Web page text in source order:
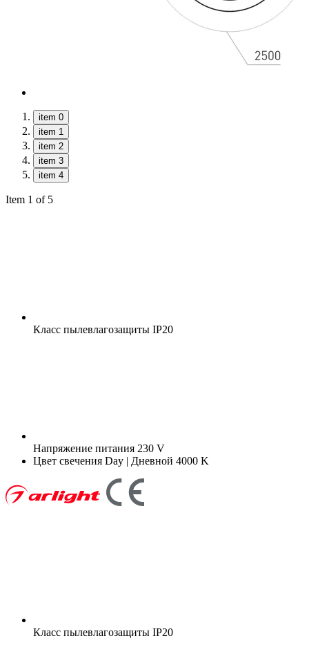
item 0
item 1
item 2
item 3
item 4
Item 1 of 5
Класс пылевлагозащиты IP20
Напряжение питания 230 V
Цвет свечения Day | Дневной 4000 K
Класс пылевлагозащиты IP20